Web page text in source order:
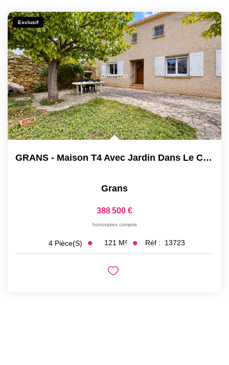
Exclusif
GRANS - Maison T4 Avec Jardin Dans Le Centre Village -...
Grans
388 500 €
honoraires compris
4 Pièce(s) 121 M² Réf : 13723